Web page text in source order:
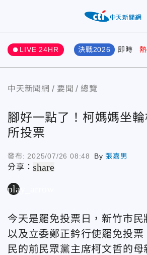
LIVE 24HR 決戰2026 即時
中天新聞網 要聞 總覽
腳好一點了！柯媽媽坐
所投票
發布: 2025/07/26 08:48 By張嘉男
分享：share
play_arrow
今天是罷免投票日，新竹市民
以及立委鄭正鈐行使罷免投票
民的前民眾黨主席柯文哲的